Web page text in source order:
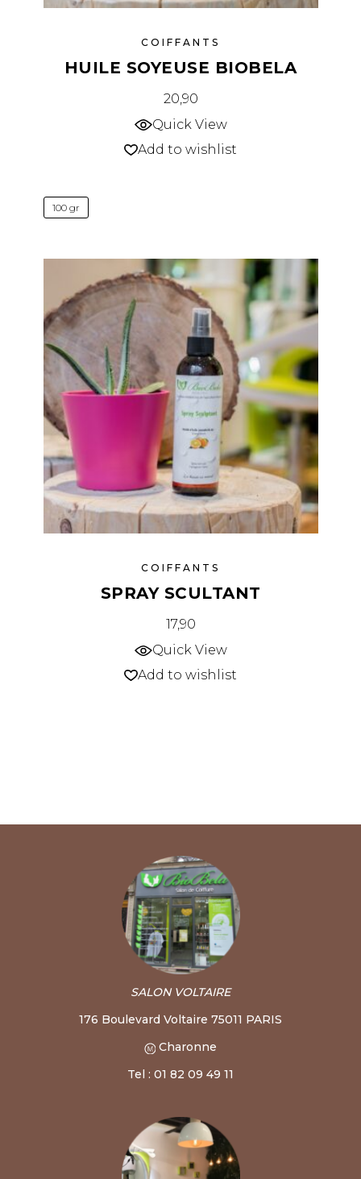
COIFFANTS
HUILE SOYEUSE BIOBELA
20,90
Quick View
Add to wishlist
100 gr
COIFFANTS
SPRAY SCULTANT
17,90
Quick View
Add to wishlist
SALON VOLTAIRE
176 Boulevard Voltaire 75011 PARIS
Charonne
Tel : 01 82 09 49 11